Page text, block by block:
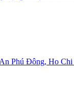
An Phú Đông, Ho